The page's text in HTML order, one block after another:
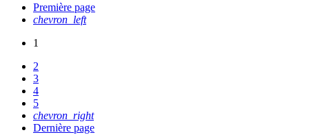
Première page
chevron_left
1
2
3
4
5
chevron_right
Dernière page